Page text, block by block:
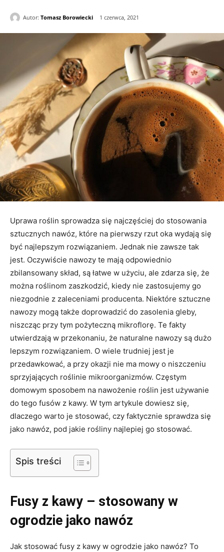
Autor: Tomasz Borowiecki 1 czerwca, 2021
Uprawa roślin sprowadza się najczęściej do stosowania
sztucznych nawóz, które na pierwszy rzut oka wydają się
być najlepszym rozwiązaniem. Jednak nie zawsze tak
jest. Oczywiście nawozy te mają odpowiednio
zbilansowany skład, są łatwe w użyciu, ale zdarza się, że
można roślinom zaszkodzić, kiedy nie zastosujemy go
niezgodnie z zaleceniami producenta. Niektóre sztuczne
nawozy mogą także doprowadzić do zasolenia gleby,
niszcząc przy tym pożyteczną mikroflorę. Te fakty
utwierdzają w przekonaniu, że naturalne nawozy są dużo
lepszym rozwiązaniem. O wiele trudniej jest je
przedawkować, a przy okazji nie ma mowy o niszczeniu
sprzyjających roślinie mikroorganizmów. Częstym
domowym sposobem na nawożenie roślin jest używanie
do tego fusów z kawy. W tym artykule dowiesz się,
dlaczego warto je stosować, czy faktycznie sprawdza się
jako nawóz, pod jakie rośliny najlepiej go stosować.
Spis treści
Fusy z kawy – stosowany w
ogrodzie jako nawóz
Jak stosować fusy z kawy w ogrodzie jako nawóz? To